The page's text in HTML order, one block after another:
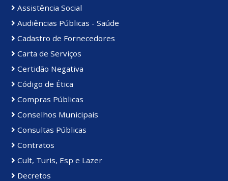
Assistência Social
Audiências Públicas - Saúde
Cadastro de Fornecedores
Carta de Serviços
Certidão Negativa
Código de Ética
Compras Públicas
Conselhos Municipais
Consultas Públicas
Contratos
Cult, Turis, Esp e Lazer
Decretos